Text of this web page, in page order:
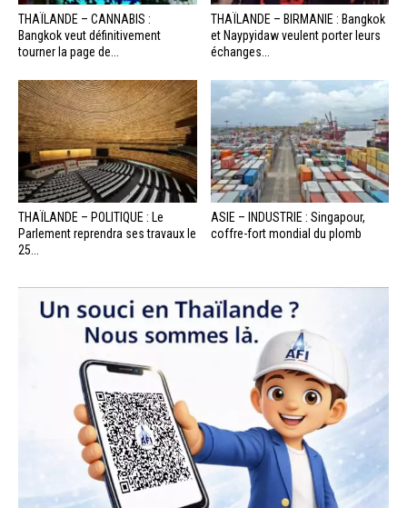
THAÏLANDE – CANNABIS :
Bangkok veut définitivement
tourner la page de...
THAÏLANDE – BIRMANIE : Bangkok
et Naypyidaw veulent porter leurs
échanges...
THAÏLANDE – POLITIQUE : Le
Parlement reprendra ses travaux le
25...
ASIE – INDUSTRIE : Singapour,
coffre-fort mondial du plomb